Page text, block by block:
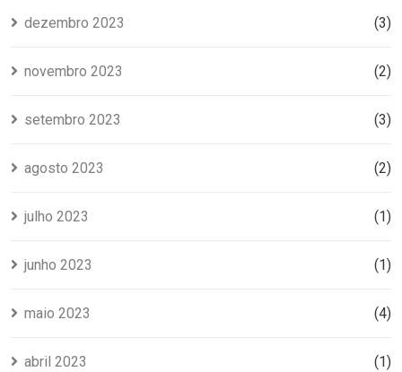
dezembro 2023 (3)
novembro 2023 (2)
setembro 2023 (3)
agosto 2023 (2)
julho 2023 (1)
junho 2023 (1)
maio 2023 (4)
abril 2023 (1)